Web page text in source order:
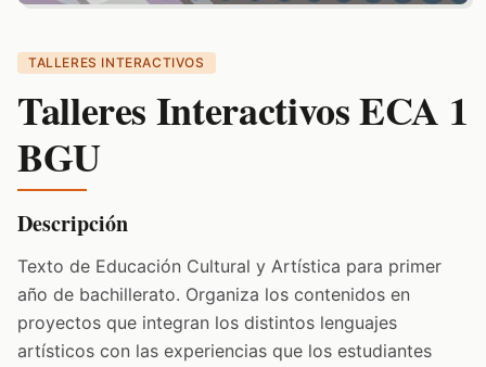
TALLERES INTERACTIVOS
Talleres Interactivos ECA 1
BGU
Descripción
Texto de Educación Cultural y Artística para primer
año de bachillerato. Organiza los contenidos en
proyectos que integran los distintos lenguajes
artísticos con las experiencias que los estudiantes